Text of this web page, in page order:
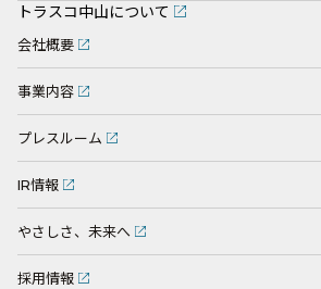
トラスコ中山について
会社概要
事業内容
プレスルーム
IR情報
やさしさ、未来へ
採用情報